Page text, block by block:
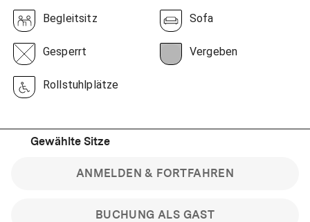
Begleitsitz Sofa
Gesperrt Vergeben
Rollstuhlplätze
Gewählte Sitze
BUCHUNG ALS GAST
ANMELDEN & FORTFAHREN